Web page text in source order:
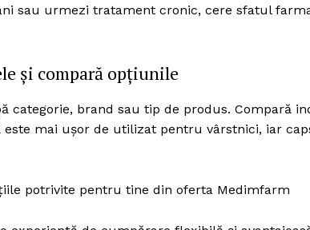
sau urmezi tratament cronic, cere sfatul
și compară opțiunile
categorie, brand sau tip de produs. Compară
este mai ușor de utilizat pentru vârstnici, iar
potrivite pentru tine din oferta Medimfarm